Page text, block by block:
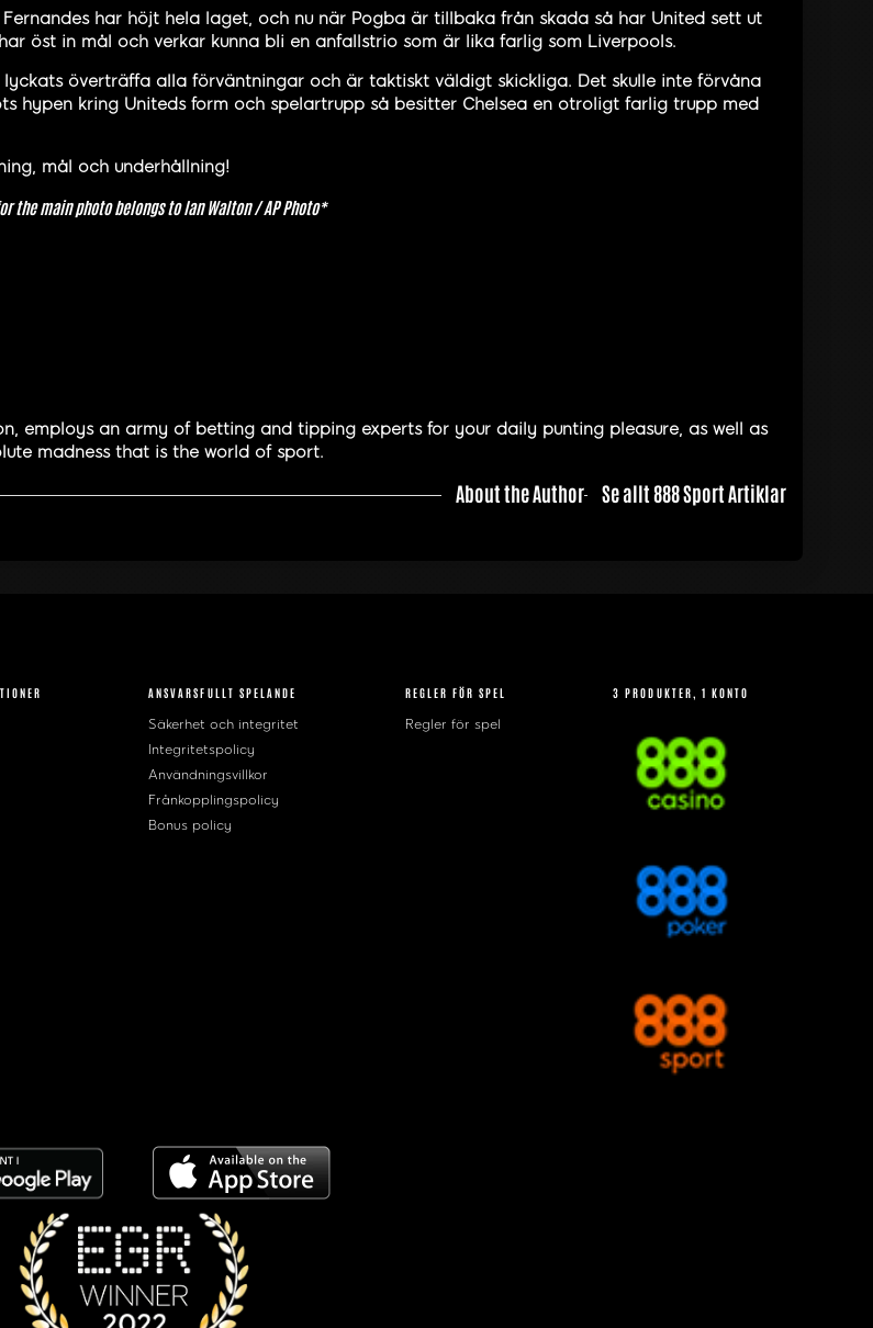
har höjt hela laget, och nu när Pogba är tillbaka från skada så har United sett ut
öst in mål och verkar kunna bli en anfallstrio som är lika farlig som Liverpools.
överträffa alla förväntningar och är taktiskt väldigt skickliga. Det skulle inte förvåna
hypen kring Uniteds form och spelartrupp så besitter Chelsea en otroligt farlig trupp med
mål och underhållning!
the main photo belongs to Ian Walton / AP Photo*
employs an army of betting and tipping experts for your daily punting pleasure, as well as
madness that is the world of sport.
About the Author Se allt 888 Sport Artiklar
ANSVARSFULLT SPELANDE
Säkerhet och integritet
Integritetspolicy
Användningsvillkor
Frånkopplingspolicy
Bonus policy
REGLER FÖR SPEL
Regler för spel
3 PRODUKTER, 1 KONTO